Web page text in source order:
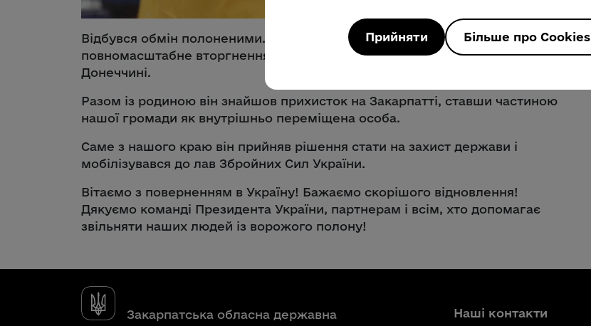
Відбувся обмін полоненими. Серед звільнених героїв – воїн, який через
повномасштабне вторгнення був змушений покинути рідний Торецьк на
Донеччині.
Разом із родиною він знайшов прихисток на Закарпатті, ставши частиною
нашої громади як внутрішньо переміщена особа.
Саме з нашого краю він прийняв рішення стати на захист держави і
мобілізувався до лав Збройних Сил України.
Вітаємо з поверненням в Україну! Бажаємо скорішого відновлення!
Дякуємо команді Президента України, партнерам і всім, хто допомагає
звільняти наших людей із ворожого полону!
Закарпатська обласна державна
Наші контакти
Прийняти Більше про Cookies